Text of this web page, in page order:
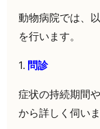
動物病院では、
を行います。
1. 問診
症状の持続期間
から詳しく伺いま